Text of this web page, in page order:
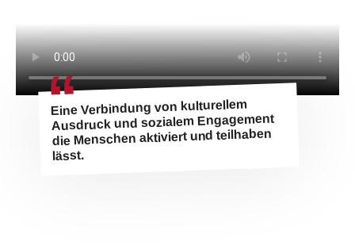
Eine Verbindung von kulturellem
Ausdruck und sozialem Engagement
die Menschen aktiviert und teilhaben
lässt.